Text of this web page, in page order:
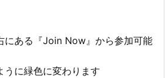
ある『Join Now』から参加可能
うに緑色に変わります